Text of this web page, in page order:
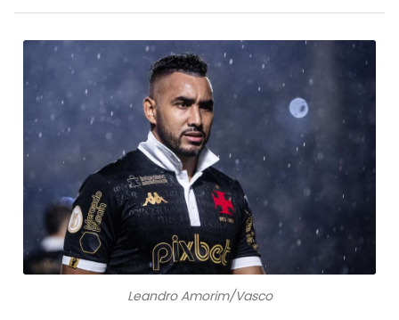
Leandro Amorim/Vasco